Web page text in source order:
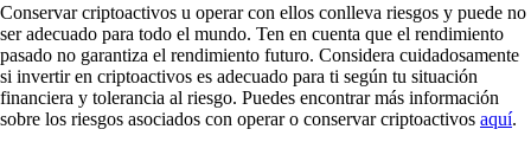
Conservar criptoactivos u operar con ellos conlleva riesgos y puede no
ser adecuado para todo el mundo. Ten en cuenta que el rendimiento
pasado no garantiza el rendimiento futuro. Considera cuidadosamente
si invertir en criptoactivos es adecuado para ti según tu situación
financiera y tolerancia al riesgo. Puedes encontrar más información
sobre los riesgos asociados con operar o conservar criptoactivos aquí.